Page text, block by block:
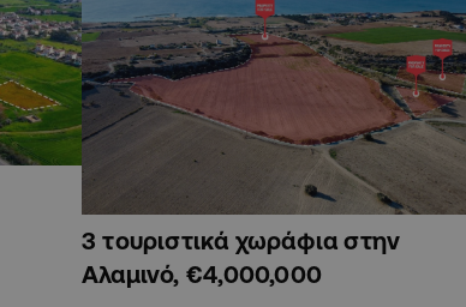
3 τουριστικά χωράφια στην
Αλαμινό, €4,000,000